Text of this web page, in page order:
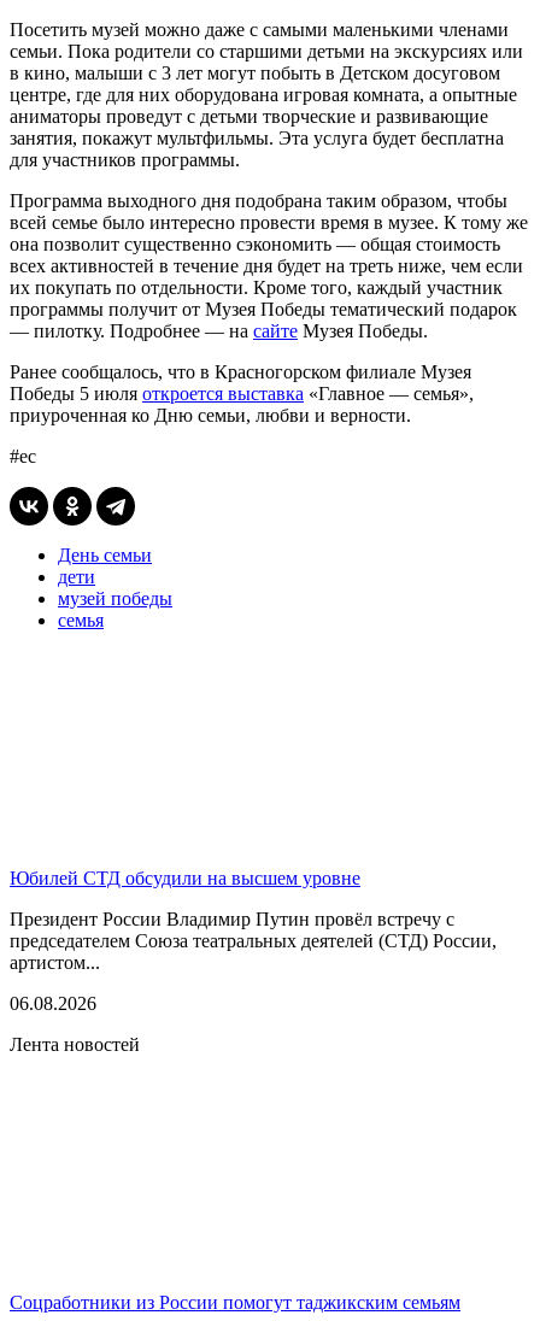
Посетить музей можно даже с самыми маленькими членами
семьи. Пока родители со старшими детьми на экскурсиях или
в кино, малыши с 3 лет могут побыть в Детском досуговом
центре, где для них оборудована игровая комната, а опытные
аниматоры проведут с детьми творческие и развивающие
занятия, покажут мультфильмы. Эта услуга будет бесплатна
для участников программы.
Программа выходного дня подобрана таким образом, чтобы
всей семье было интересно провести время в музее. К тому же
она позволит существенно сэкономить — общая стоимость
всех активностей в течение дня будет на треть ниже, чем если
их покупать по отдельности. Кроме того, каждый участник
программы получит от Музея Победы тематический подарок
— пилотку. Подробнее — на сайте Музея Победы.
Ранее сообщалось, что в Красногорском филиале Музея
Победы 5 июля откроется выставка «Главное — семья»,
приуроченная ко Дню семьи, любви и верности.
#ес
День семьи
дети
музей победы
семья
Юбилей СТД обсудили на высшем уровне
Президент России Владимир Путин провёл встречу с
председателем Союза театральных деятелей (СТД) России,
артистом...
06.08.2026
Лента новостей
Соцработники из России помогут таджикским семьям